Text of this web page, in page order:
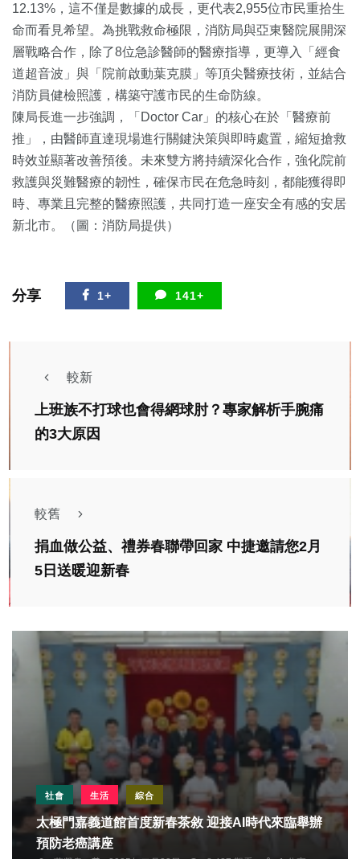
12.13%，這不僅是數據的成長，更代表2,955位市民重拾生
命而看見希望。為挑戰救命極限，消防局與亞東醫院展開深
層戰略合作，除了8位急診醫師的醫療指導，更導入「經食
道超音波」與「院前啟動葉克膜」等頂尖醫療技術，並結合
消防員健檢照護，構築守護市民的生命防線。
陳局長進一步強調，「Doctor Car」的核心在於「醫療前
推」，由醫師直達現場進行關鍵決策與即時處置，縮短搶救
時效並顯著改善預後。未來雙方將持續深化合作，強化院前
救護與災難醫療的韌性，確保市民在危急時刻，都能獲得即
時、專業且完整的醫療照護，共同打造一座安全有感的安居
新北市。（圖：消防局提供）
分享 1+ 141+
較新
上班族不打球也會得網球肘？專家解析手腕痛
的3大原因
較舊
捐血做公益、禮券春聯帶回家 中捷邀請您2月
5日送暖迎新春
社會 生活 綜合
太極門嘉義道館首度新春茶敘 迎接AI時代來臨舉辦
預防老癌講座